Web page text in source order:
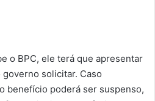
o BPC, ele terá que apresentar
solicitar. Caso
benefício poderá ser suspenso,